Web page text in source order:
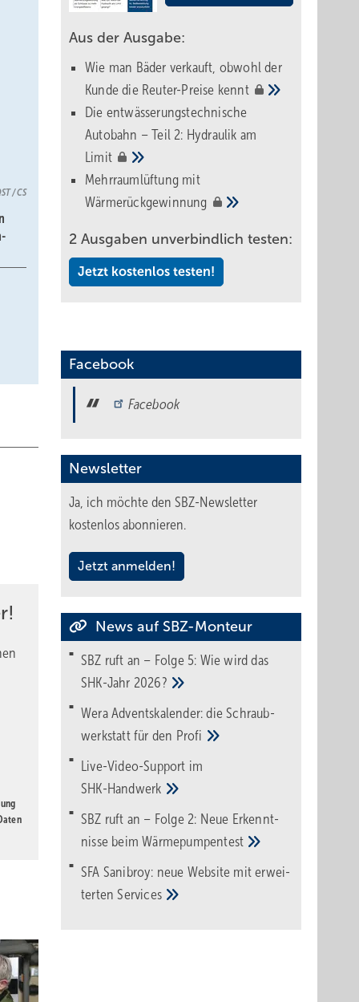
/ CS
Aus der Ausgabe:
Wie man Bäder verkauft, obwohl der
Kunde die Reuter-Preise kennt
Die entwässerungstechnische
Autobahn – Teil 2: Hydraulik am
Limit
Mehrraumlüftung mit
Wärmerückgewinnung
2 Ausgaben unverbindlich testen:
Jetzt kostenlos testen!
Facebook
Facebook
Newsletter
Ja, ich möchte den SBZ-Newsletter
kostenlos abonnieren.
Jetzt anmelden!
News auf SBZ-Monteur
SBZ ruft an – Folge 5: Wie wird das
SHK-Jahr 2026?
Wera Adventskalender: die Schraub­
werk­statt für den Pro­fi
Live-Video-Support im
SHK-Handwerk
SBZ ruft an – Folge 2: Neue Erkennt­
nisse beimWärme­pumpen­test
SFA Sanibroy: neue Web­site mit erwei­
tertenServices